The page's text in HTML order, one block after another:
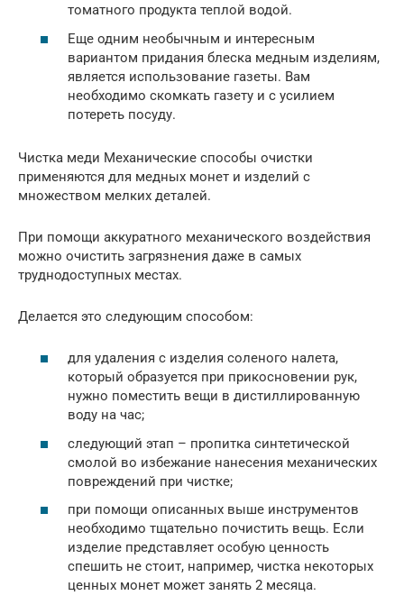
томатного продукта теплой водой.
Еще одним необычным и интересным
вариантом придания блеска медным изделиям,
является использование газеты. Вам
необходимо скомкать газету и с усилием
потереть посуду.
Чистка меди Механические способы очистки
применяются для медных монет и изделий с
множеством мелких деталей.
При помощи аккуратного механического воздействия
можно очистить загрязнения даже в самых
труднодоступных местах.
Делается это следующим способом:
для удаления с изделия соленого налета,
который образуется при прикосновении рук,
нужно поместить вещи в дистиллированную
воду на час;
следующий этап – пропитка синтетической
смолой во избежание нанесения механических
повреждений при чистке;
при помощи описанных выше инструментов
необходимо тщательно почистить вещь. Если
изделие представляет особую ценность
спешить не стоит, например, чистка некоторых
ценных монет может занять 2 месяца.